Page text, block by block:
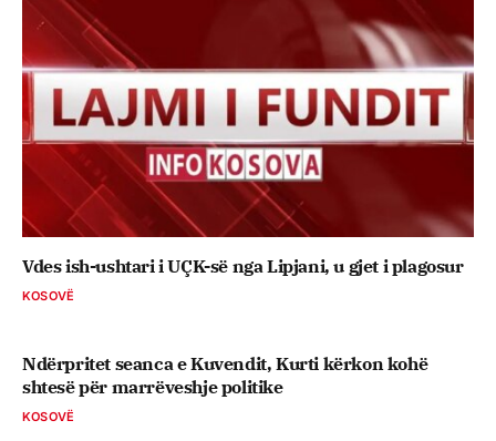
Vdes ish-ushtari i UÇK-së nga Lipjani, u gjet i plagosur
KOSOVË
Ndërpritet seanca e Kuvendit, Kurti kërkon kohë
shtesë për marrëveshje politike
KOSOVË